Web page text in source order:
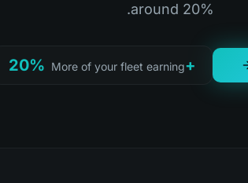
around 20%.
+20%
More of your fleet earning